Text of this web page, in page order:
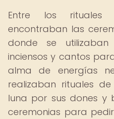
Entre los rituales
encontraban las
donde se utilizaban
inciensos y cantos
alma de energías
realizaban rituales
luna por sus dones y
ceremonias para